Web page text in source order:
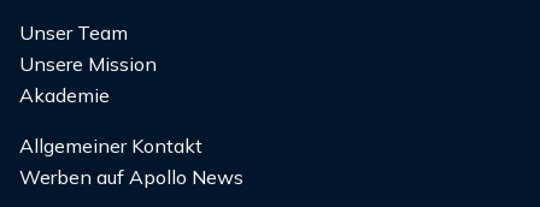
Unser Team
Unsere Mission
Akademie
Allgemeiner Kontakt
Werben auf Apollo News